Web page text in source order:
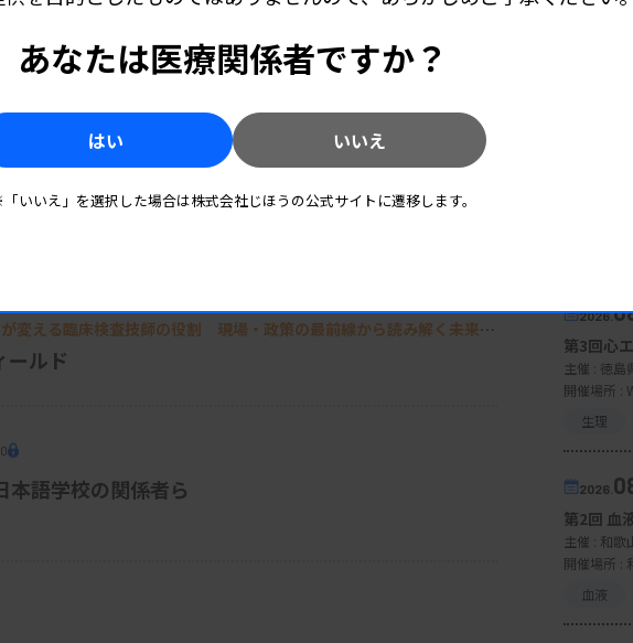
来
変える臨床検査技師の役割 現場・政策の最前線から読み解く未来
リット
が変える臨床検査技師の役割 現場・政策の最前線から読み解く未来
ールド
語学校の関係者ら
2026.
第3回心
主催 : 徳島
開催場所 :
生理
2026.
第2回 血
主催 : 和歌
開催場所 :
血液
あなたは医療関係者ですか？
はい いいえ
いいえ」を選択した場合は株式会社じほうの公式サイトに遷移します。